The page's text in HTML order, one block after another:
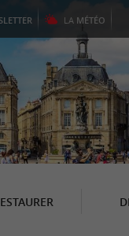
LA MÉTÉO